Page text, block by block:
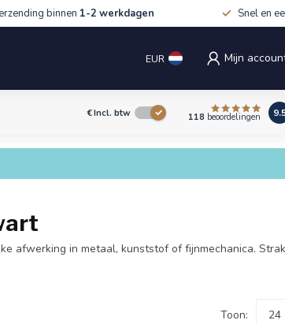
binnen 1-2 werkdagen Snel en
EUR Mijn
€Incl. btw 118 beoordelingen
afwerking in metaal, kunststof of fijnmechanica.
Toon: